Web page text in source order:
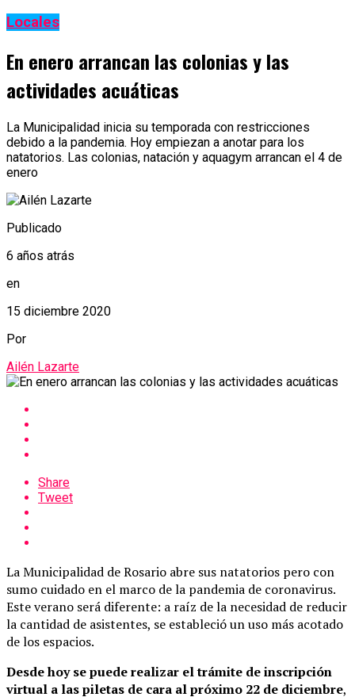
Locales
En enero arrancan las colonias y las
actividades acuáticas
La Municipalidad inicia su temporada con restricciones
debido a la pandemia. Hoy empiezan a anotar para los
natatorios. Las colonias, natación y aquagym arrancan el 4 de
enero
Publicado
6 años atrás
en
15 diciembre 2020
Por
Ailén Lazarte
Share
Tweet
La Municipalidad de Rosario abre sus natatorios pero con
sumo cuidado en el marco de la pandemia de coronavirus.
Este verano será diferente: a raíz de la necesidad de reducir
la cantidad de asistentes, se estableció un uso más acotado
de los espacios.
Desde hoy se puede realizar el trámite de inscripción
virtual a las piletas de cara al próximo 22 de diciembre,